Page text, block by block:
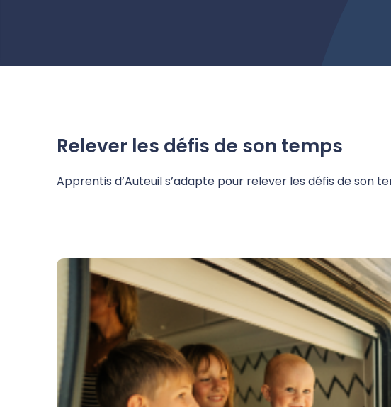
Relever les défis de son temps
Apprentis d’Auteuil s’adapte pour relever les défis de son